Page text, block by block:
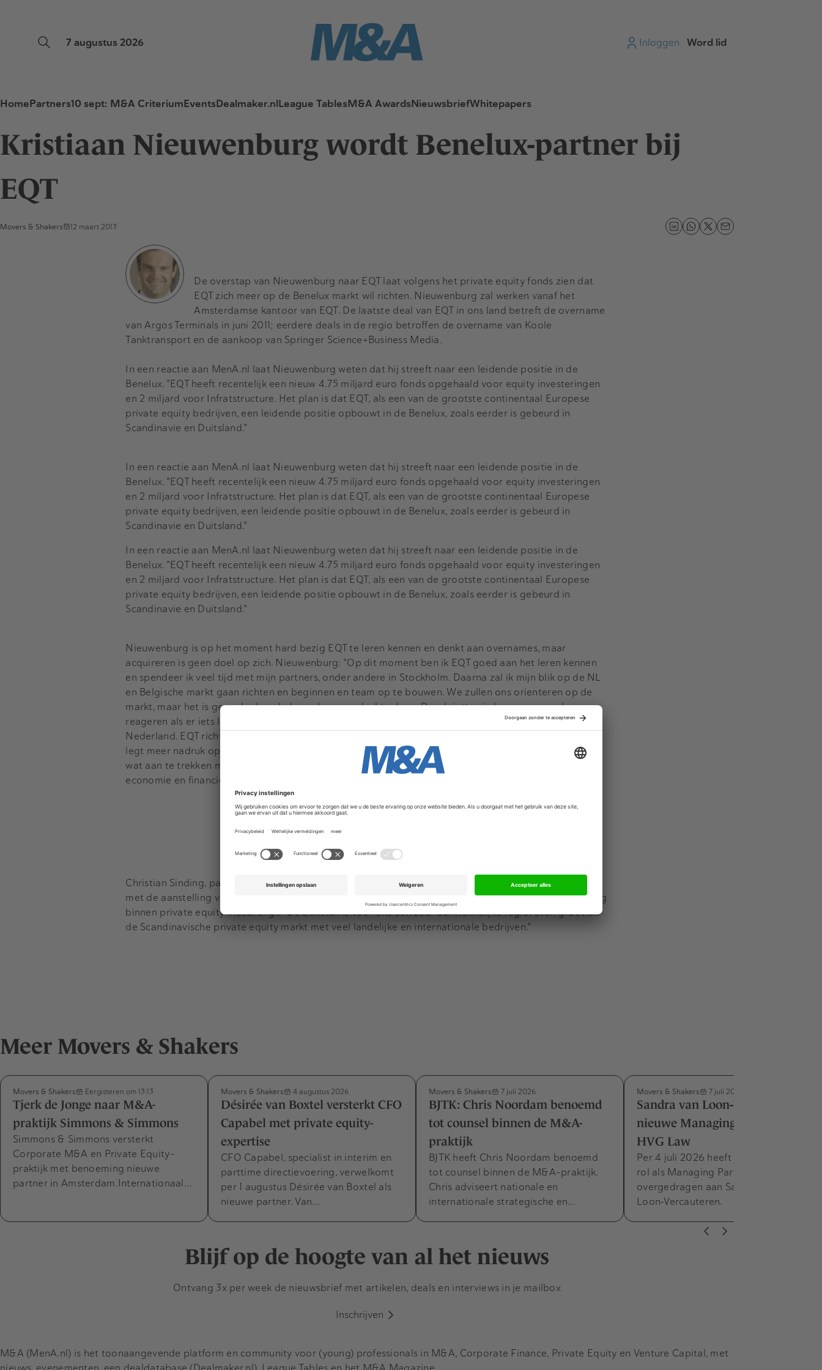
7 augustus 2026 Inloggen Word lid
HomePartners10 sept: M&A CriteriumEventsDealmaker.nlLeague TablesM&A AwardsNieuwsbriefWhitepapers
Kristiaan Nieuwenburg wordt Benelux-partner bij
EQT
Movers & Shakers 12 maart 2013
De overstap van Nieuwenburg naar EQT laat volgens het private equity fonds zien dat
EQT zich meer op de Benelux markt wil richten. Nieuwenburg zal werken vanaf het
Amsterdamse kantoor van EQT. De laatste deal van EQT in ons land betreft de overname
van Argos Terminals in juni 2011; eerdere deals in de regio betroffen de overname van Koole
Tanktransport en de aankoop van Springer Science+Business Media.
In een reactie aan MenA.nl laat Nieuwenburg weten dat hij streeft naar een leidende positie in de
Benelux. "EQT heeft recentelijk een nieuw 4.75 miljard euro fonds opgehaald voor equity investeringen
en 2 miljard voor Infratstructure. Het plan is dat EQT, als een van de grootste continentaal Europese
private equity bedrijven, een leidende positie opbouwt in de Benelux, zoals eerder is gebeurd in
Scandinavie en Duitsland."
In een reactie aan MenA.nl laat Nieuwenburg weten dat hij streeft naar een leidende positie in de
Benelux. "EQT heeft recentelijk een nieuw 4.75 miljard euro fonds opgehaald voor equity investeringen
en 2 miljard voor Infratstructure. Het plan is dat EQT, als een van de grootste continentaal Europese
private equity bedrijven, een leidende positie opbouwt in de Benelux, zoals eerder is gebeurd in
Scandinavie en Duitsland."
In een reactie aan MenA.nl laat Nieuwenburg weten dat hij streeft naar een leidende positie in de
Benelux. "EQT heeft recentelijk een nieuw 4.75 miljard euro fonds opgehaald voor equity investeringen
en 2 miljard voor Infratstructure. Het plan is dat EQT, als een van de grootste continentaal Europese
private equity bedrijven, een leidende positie opbouwt in de Benelux, zoals eerder is gebeurd in
Scandinavie en Duitsland."
Nieuwenburg is op het moment hard bezig EQT te leren kennen en denkt aan overnames, maar
acquireren is geen doel op zich. Nieuwenburg: "Op dit moment ben ik EQT goed aan het leren kennen
en spendeer ik veel tijd met mijn partners, onder andere in Stockholm. Daarna zal ik mijn blik op de NL
en Belgische markt gaan richten en beginnen en team op te bouwen. We zullen ons orienteren op de
markt, maar het is geen doel om halsoverkop een deal te doen. Desalniettemin kunnen we snel
reageren als er iets langskomt dat goed bij EQT past. Er zijn al eerder investeringen gedaan in
Nederland. EQT richt zich op middelgrote tot grote investeringen met goede groeiperspectieven en
legt meer nadruk op industriele ontwikkeling dan financial engineering. De M&A markt lijkt inmiddels
wat aan te trekken maar blijft sterk beinvloed worden door een minder aantrekkelijke situatie in de
economie en financiele markten."
Christian Sinding, partner en Equity Business Line Head bij EQT Partners, laat weten dat hij verheugd is
met de aanstelling van Nieuwenburg doordat deze zowel waardevolle lokale expertise als veel ervaring
binnen private equity meebrengt. "De Benelux is voor ons een zeer aantrekkelijke regio, even groot als
de Scandinavische private equity markt met veel landelijke en internationale bedrijven."
Meer Movers & Shakers
Movers & Shakers Eergisteren om 13:13
Tjerk de Jonge naar M&A-
praktijk Simmons & Simmons
Simmons & Simmons versterkt
Corporate M&A en Private Equity-
praktijk met benoeming nieuwe
partner in Amsterdam.Internationaal…
Movers & Shakers 4 augustus 2026
Désirée van Boxtel versterkt CFO
Capabel met private equity-
expertise
CFO Capabel, specialist in interim en
parttime directievoering, verwelkomt
per 1 augustus Désirée van Boxtel als
nieuwe partner. Van…
Movers & Shakers 7 juli 2026
BJTK: Chris Noordam benoemd
tot counsel binnen de M&A-
praktijk
BJTK heeft Chris Noordam benoemd
tot counsel binnen de M&A-praktijk.
Chris adviseert nationale en
internationale strategische en…
Movers & Shakers 7 juli 2026
Sandra van Loon‑Vercauteren
nieuwe Managing Partner bij
HVG Law
Per 4 juli 2026 heeft Frank Zandee zijn
rol als Managing Partner van HVG Law
overgedragen aan Sandra van
Loon‑Vercauteren.
Blijf op de hoogte van al het nieuws
Ontvang 3x per week de nieuwsbrief met artikelen, deals en interviews in je mailbox
Inschrijven
M&A (MenA.nl) is het toonaangevende platform en community voor (young) professionals in M&A, Corporate Finance, Private Equity en Venture Capital, met